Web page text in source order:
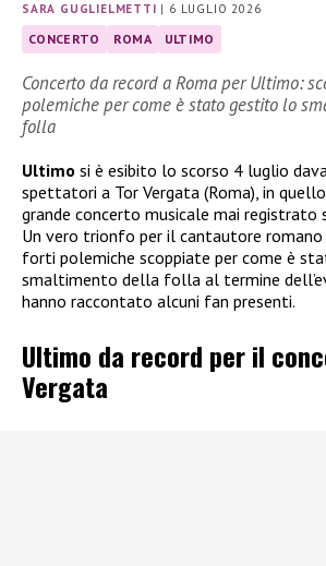
SARA GUGLIELMETTI | 6 LUGLIO 2026
CONCERTO ROMA ULTIMO
Concerto da record a Roma per Ultimo:
polemiche per come è stato gestito lo
folla
Ultimo si è esibito lo scorso 4 luglio
spettatori a Tor Vergata (Roma), in
grande concerto musicale mai registrato
Un vero trionfo per il cantautore
forti polemiche scoppiate per come è
smaltimento della folla al termine
hanno raccontato alcuni fan presenti.
Ultimo da record per il
Vergata